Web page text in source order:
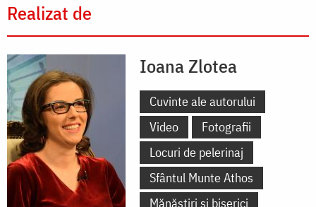
Realizat de
Ioana Zlotea
Cuvinte ale autorului
Video
Fotografii
Locuri de pelerinaj
Sfântul Munte Athos
Mănăstiri și biserici